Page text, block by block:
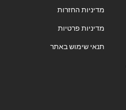
מדיניות החזרות
מדיניות פרטיות
תנאי שימוש באתר